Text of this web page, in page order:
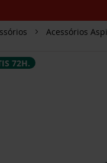
Acessórios
72H.